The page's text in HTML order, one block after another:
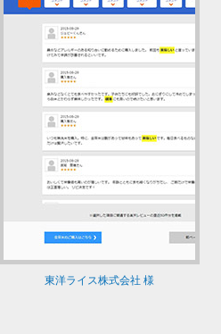
東洋ライス株式会社 様